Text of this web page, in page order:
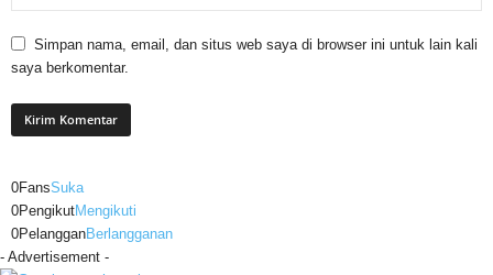
Simpan nama, email, dan situs web saya di browser ini untuk lain kali
saya berkomentar.
0FansSuka
0PengikutMengikuti
0PelangganBerlangganan
- Advertisement -